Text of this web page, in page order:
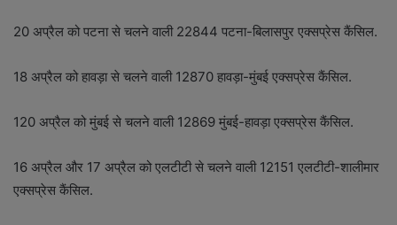
20 अप्रैल को पटना से चलने वाली 22844 पटना-बिलासपुर एक्सप्रेस कैंसिल.
18 अप्रैल को हावड़ा से चलने वाली 12870 हावड़ा-मुंबई एक्सप्रेस कैंसिल.
120 अप्रैल को मुंबई से चलने वाली 12869 मुंबई-हावड़ा एक्सप्रेस कैंसिल.
16 अप्रैल और 17 अप्रैल को एलटीटी से चलने वाली 12151 एलटीटी-शालीमार
एक्सप्रेस कैंसिल.